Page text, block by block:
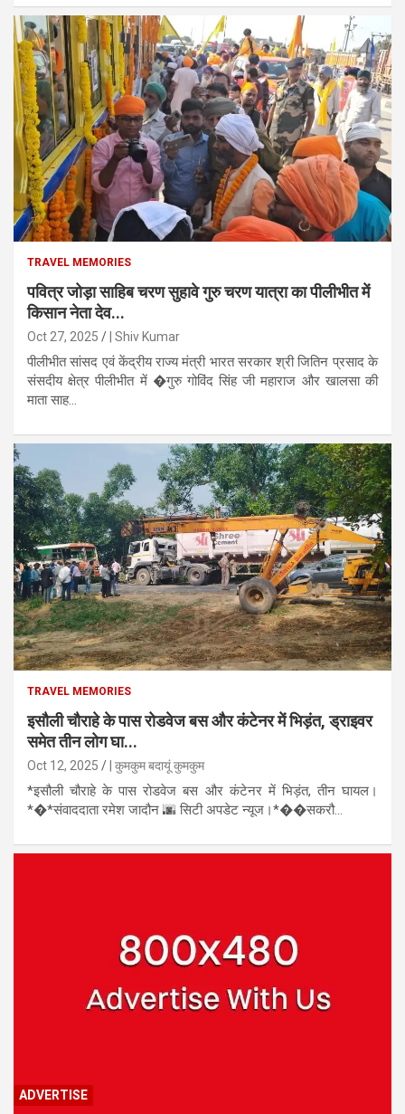
TRAVEL MEMORIES
पवित्र जोड़ा साहिब चरण सुहावे गुरु चरण यात्रा का पीलीभीत में
किसान नेता देव...
Oct 27, 2025 | Shiv Kumar
पीलीभीत सांसद एवं केंद्रीय राज्य मंत्री भारत सरकार श्री जितिन प्रसाद के
संसदीय क्षेत्र पीलीभीत में �गुरु गोविंद सिंह जी महाराज और खालसा की
माता साह...
TRAVEL MEMORIES
इसौली चौराहे के पास रोडवेज बस और कंटेनर में भिड़ंत, ड्राइवर
समेत तीन लोग घा...
Oct 12, 2025 | कुमकुम बदायूं कुमकुम
*इसौली चौराहे के पास रोडवेज बस और कंटेनर में भिड़ंत, तीन घायल।
*�*संवाददाता रमेश जादौन 🌆 सिटी अपडेट न्यूज।*��सकरौ...
ADVERTISE